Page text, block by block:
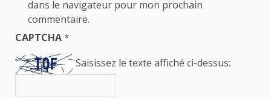
dans le navigateur pour mon prochain
commentaire.
CAPTCHA*
Saisissez le texte affiché ci-dessus: